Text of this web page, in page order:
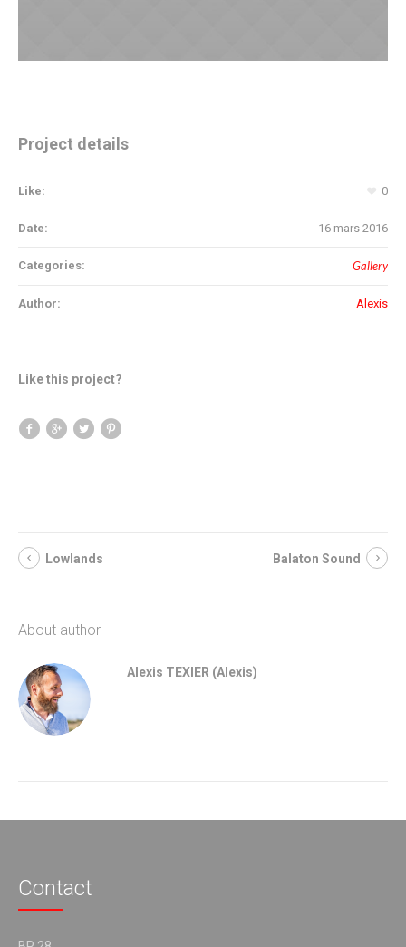
Project details
Like: 0
Date: 16 mars 2016
Categories: Gallery
Author: Alexis
Like this project?
Lowlands Balaton Sound
About author
Alexis TEXIER (Alexis)
Contact